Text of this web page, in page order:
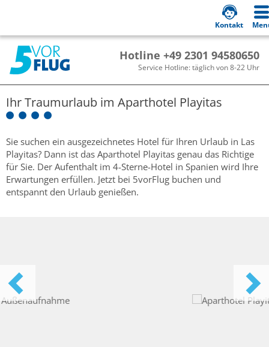
Hotline +49 2301 94580650
Service Hotline: täglich von 8-22 Uhr
Kontakt
Ihr Traumurlaub im Aparthotel Playitas
Sie suchen ein ausgezeichnetes Hotel für Ihren Urlaub in Las
Playitas? Dann ist das Aparthotel Playitas genau das Richtige
für Sie. Der Aufenthalt im 4-Sterne-Hotel in Spanien wird Ihre
Erwartungen erfüllen. Jetzt bei 5vorFlug buchen und
entspannt den Urlaub genießen.